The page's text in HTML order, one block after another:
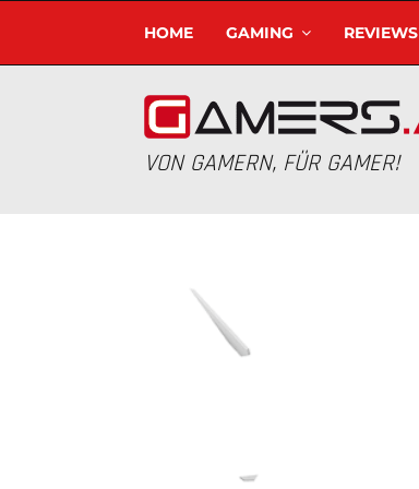
HOME GAMING REVIEWS
VON GAMERN, FÜR GAMER!